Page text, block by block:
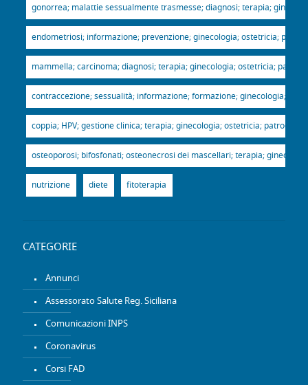
gonorrea; malattie sessualmente trasmesse; diagnosi; terapia;
endometriosi; informazione; prevenzione; ginecologia; ostetricia;
mammella; carcinoma; diagnosi; terapia; ginecologia; ostetricia;
contraccezione; sessualità; informazione; formazione; ginecologia;
coppia; HPV; gestione clinica; terapia; ginecologia; ostetricia;
osteoporosi; bifosfonati; osteonecrosi dei mascellari; terapia;
nutrizione diete fitoterapia
CATEGORIE
Annunci
Assessorato Salute Reg. Siciliana
Comunicazioni INPS
Coronavirus
Corsi FAD